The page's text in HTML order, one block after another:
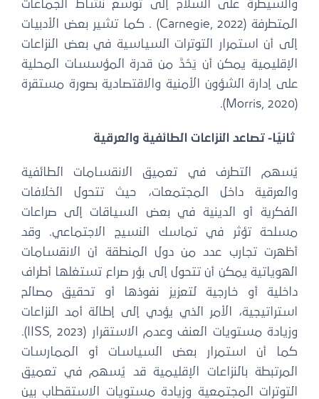
والسيطرة على السلاح إلى توسع نشاط الجماعات
المتطرفة (Carnegie, 2022) . كما تشير بعض الأدبيات
إلى أن استمرار التوترات السياسية في بعض النزاعات
الإقليمية يمكن أن يَحُدَّ من قدرة المؤسسات المحلية
على إدارة الشؤون الأمنية والاقتصادية بصورة مستقرة
(Morris, 2020).
ثانيًا- تصاعد النزاعات الطائفية والعرقية
يُسهم التطرف في تعميق الانقسامات الطائفية
والعرقية داخل المجتمعات، حيث تتحول الخلافات
الفكرية أو الدينية في بعض السياقات إلى صراعات
مسلحة تؤثر في تماسك النسيج الاجتماعي. وقد
أظهرت تجارب عدد من دول المنطقة أن الانقسامات
الهوياتية يمكن أن تتحول إلى بؤر صراع تستغلها أطراف
داخلية أو خارجية لتعزيز نفوذها أو تحقيق مصالح
استراتيجية، الأمر الذي يؤدي إلى إطالة أمد النزاعات
وزيادة مستويات العنف وعدم الاستقرار (IISS, 2023).
كما أن استمرار بعض السياسات أو الممارسات
المرتبطة بالنزاعات الإقليمية قد يُسهم في تعميق
التوترات المجتمعية وزيادة مستويات الاستقطاب بين